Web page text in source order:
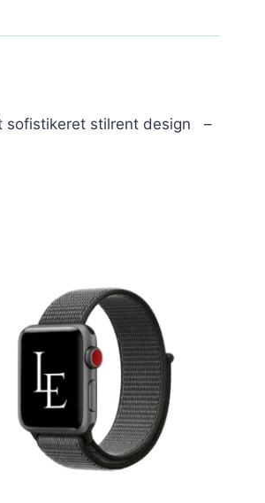
sofistikeret stilrent design –